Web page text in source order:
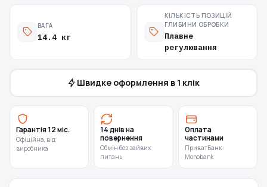
ВАГА
14.4 кг
КІЛЬКІСТЬ ПОЗИЦІЙ
ГЛИБИНИ ОБРОБКИ
Плавне
регулювання
Швидке оформлення в 1 клік
Гарантія 12 міс.
Офіційна, від
виробника
14 днів на
повернення
Обмін без зайвих
питань
Оплата
частинами
ПриватБанк ·
Monobank